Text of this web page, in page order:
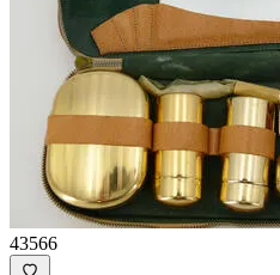
43566